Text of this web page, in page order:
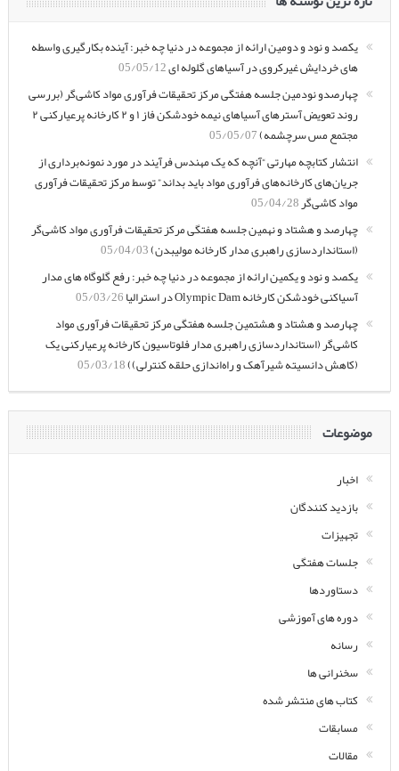
یکصد و نود و دومین ارائه از مجموعه در دنیا چه خبر: آینده بکارگیری واسطه
های خردایش غیرکروی در آسیاهای گلوله ای05/05/12
چهارصدو نودمین جلسه هفتگی مرکز تحقیقات فرآوری مواد کاشی‌گر (بررسی
روند تعویض آسترهای آسیاهای نیمه خودشکن فاز ۱ و ۲ کارخانه پرعیارکنی ۲
مجتمع مس سرچشمه)05/05/07
انتشار کتابچه مهارتی “آنچه که یک مهندس فرآیند در مورد نمونه‌برداری از
جریان‌های کارخانه‌های فرآوری مواد باید بداند” توسط مرکز تحقیقات فرآوری
مواد کاشی‌گر05/04/28
چهارصد و هشتاد و نهمین جلسه هفتگی مرکز تحقیقات فرآوری مواد کاشی‌گر
(استانداردسازی راهبری مدار کارخانه مولیبدن)05/04/03
یکصد و نود و یکمین ارائه از مجموعه در دنیا چه خبر: رفع گلوگاه های مدار
آسیاکنی خودشکن کارخانه Olympic Dam در استرالیا
05/03/26
چهارصد و هشتاد و هشتمین جلسه هفتگی مرکز تحقیقات فرآوری مواد
کاشی‌گر (استانداردسازی راهبری مدار فلوتاسیون کارخانه پرعیارکنی یک
(کاهش دانسیته شیرآهک و راه‌اندازی حلقه کنترلی))05/03/18
موضوعات
اخبار
بازدید کنندگان
تجهیزات
جلسات هفتگی
دستاوردها
دوره های آموزشی
رسانه
سخنرانی ها
کتاب های منتشر شده
مسابقات
مقالات